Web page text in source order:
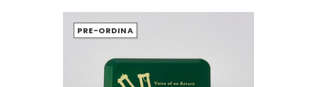
PRE-ORDINA